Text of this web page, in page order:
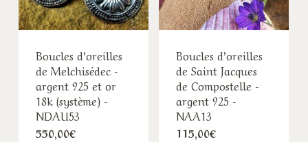
Boucles d’oreilles
de Melchisédec -
argent 925 et or
18k (système) -
NDAU53
550,00€
Boucles d’oreilles
de Saint Jacques
de Compostelle -
argent 925 -
NAA13
115,00€